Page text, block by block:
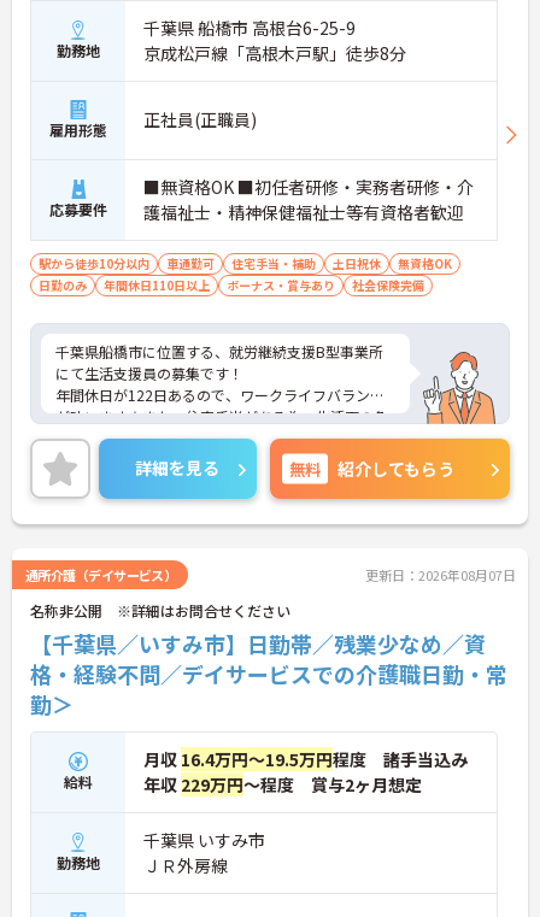
勤務地
千葉県 船橋市 高根台6-25-9
京成松戸線「高根木戸駅」徒歩8分
雇用形態 正社員(正職員)
応募要件
■無資格OK ■初任者研修・実務者研修・介
護福祉士・精神保健福祉士等有資格者歓迎
駅から徒歩10分以内 車通勤可 住宅手当・補助 土日祝休
無資格OK
日勤のみ
年間休日110日以上 ボーナス・賞与あり 社会保険完備
千葉県船橋市に位置する、就労継続支援B型事業所
にて生活支援員の募集です！
年間休日が122日あるので、ワークライフバランス
が叶います☆また、住宅手当がある為、生活面の負
担を軽減し、安心して長く勤務していただけます♪
さらに、駅から徒歩8分の立地なので、通勤らくら
くです◎ご興味のある方には、面接対策ポイントな
ど、さらに詳細をお話しいたしますのでお気軽にご
相談ください！
詳細を見る 無料 紹介してもらう
通所介護（デイサービス） 更新日：2026年08月07日
名称非公開 ※詳細はお問合せください
【千葉県／いすみ市】日勤帯／残業少なめ／資
格・経験不問／デイサービスでの介護職日勤・常
勤＞
給料
月収 16.4万円～19.5万円程度 諸手当込み
年収 229万円～程度 賞与2ヶ月想定
勤務地
千葉県 いすみ市
ＪＲ外房線